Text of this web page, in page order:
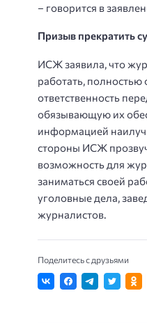
– говорится в
Призыв прекратить
ИСЖ заявила, что
работать, полностью
ответственность
обязывающую их
информацией
стороны ИСЖ
возможность для
заниматься своей
уголовные дела,
журналистов.
Поделитесь с друзьями